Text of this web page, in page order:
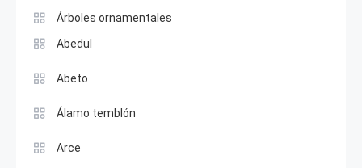
Árboles ornamentales
Abedul
Abeto
Álamo temblón
Arce